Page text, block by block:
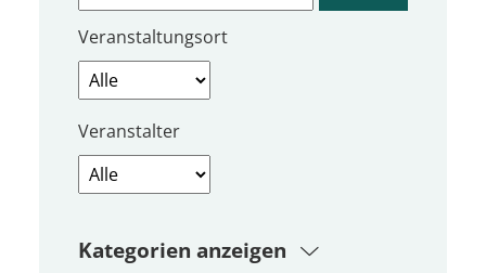
Veranstaltungsort
Veranstalter
Kategorien anzeigen